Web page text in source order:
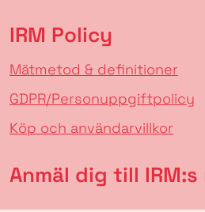
IRM Policy
Mätmetod & definitioner
GDPR/Personuppgiftpolicy
Köp och användarvillkor
Anmäl dig till